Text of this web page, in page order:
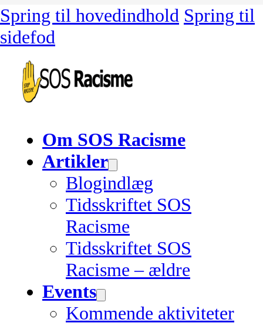
Spring til hovedindhold Spring til
sidefod
Om SOS Racisme
Artikler
Blogindlæg
Tidsskriftet SOS
Racisme
Tidsskriftet SOS
Racisme – ældre
Events
Kommende aktiviteter